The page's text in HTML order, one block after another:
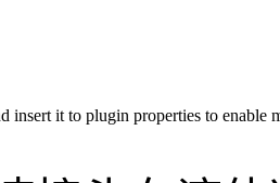
insert it to plugin properties to enable